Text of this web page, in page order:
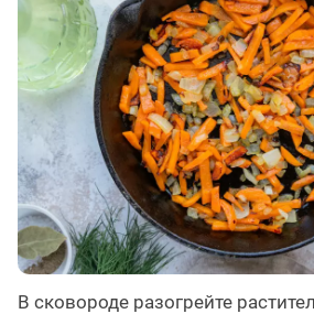
В сковороде разогрейте